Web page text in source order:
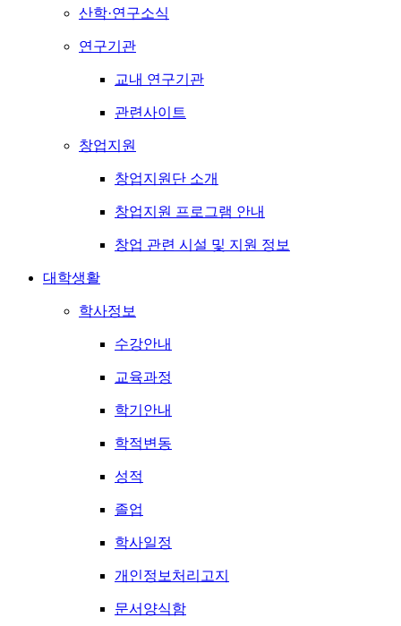
산학·연구소식
연구기관
교내 연구기관
관련사이트
창업지원
창업지원단 소개
창업지원 프로그램 안내
창업 관련 시설 및 지원 정보
대학생활
학사정보
수강안내
교육과정
학기안내
학적변동
성적
졸업
학사일정
개인정보처리고지
문서양식함